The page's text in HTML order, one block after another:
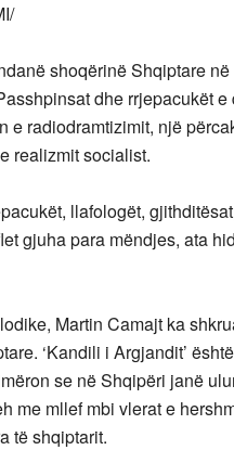
shoqërinë Shqiptare
dhe rrjepacukët
e radiodramtizimit, një
realizmit socialist.
llafologët,
gjuha para mëndjes, ata
Martin Camajt ka
‘Kandili i Argjandit’
se në Shqipëri janë
me mllef mbi vlerat e
të shqiptarit.